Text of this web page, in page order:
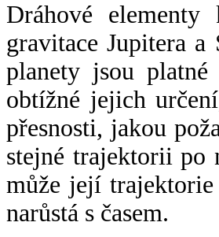
Dráhové
gravitace Jupitera
planety jsou
obtížné jejich
přesnosti, jakou
stejné trajektorii po
může její
narůstá s časem.